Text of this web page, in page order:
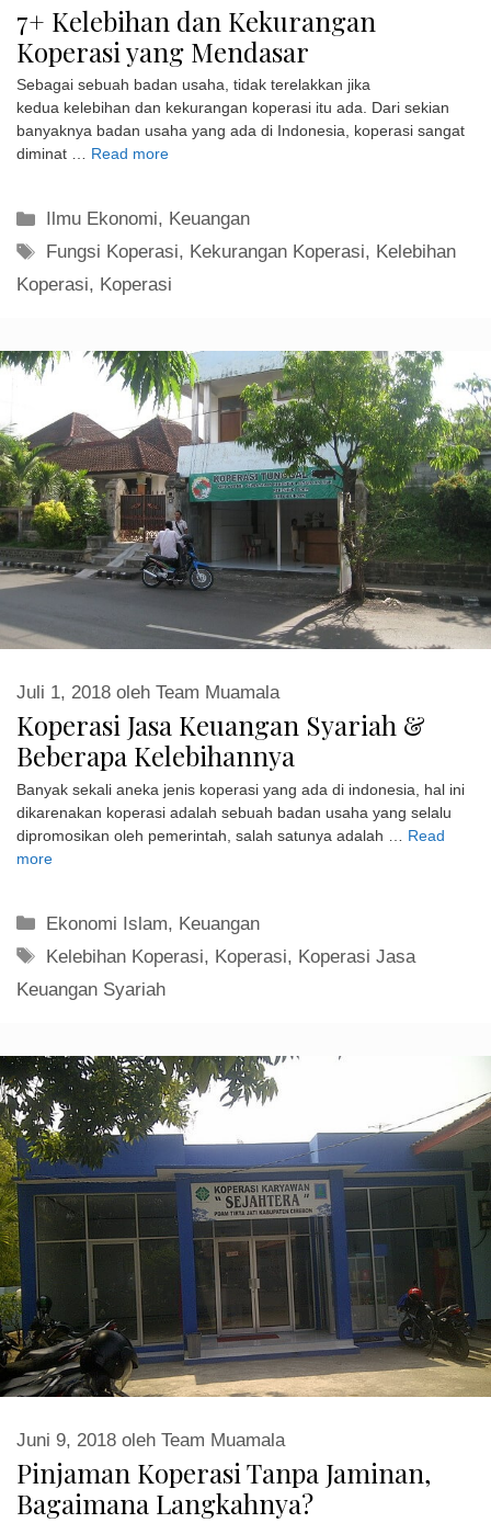
7+ Kelebihan dan Kekurangan
Koperasi yang Mendasar
Sebagai sebuah badan usaha, tidak terelakkan jika
kedua kelebihan dan kekurangan koperasi itu ada. Dari sekian
banyaknya badan usaha yang ada di Indonesia, koperasi sangat
diminat … Read more
Kategori
Ilmu Ekonomi, Keuangan
Tag
Fungsi Koperasi, Kekurangan Koperasi, Kelebihan
Koperasi, Koperasi
Koperasi Jasa Keuangan Syariah &
Beberapa Kelebihannya
Juli 1, 2018 oleh Team Muamala
Banyak sekali aneka jenis koperasi yang ada di indonesia, hal ini
dikarenakan koperasi adalah sebuah badan usaha yang selalu
dipromosikan oleh pemerintah, salah satunya adalah …
Read
more
Kategori
Ekonomi Islam, Keuangan
Tag
Kelebihan Koperasi, Koperasi, Koperasi Jasa
Keuangan Syariah
Pinjaman Koperasi Tanpa Jaminan,
Bagaimana Langkahnya?
Juni 9, 2018 oleh Team Muamala